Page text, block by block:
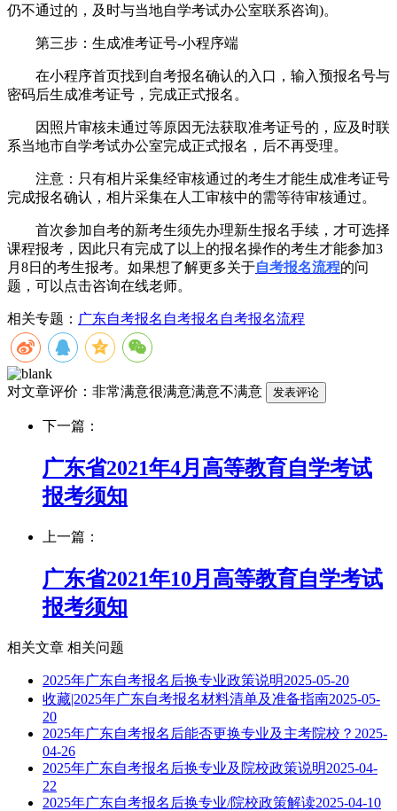
仍不通过的，及时与当地自学考试办公室联系咨询)。
第三步：生成准考证号-小程序端
在小程序首页找到自考报名确认的入口，输入预报名号与
密码后生成准考证号，完成正式报名。
因照片审核未通过等原因无法获取准考证号的，应及时联
系当地市自学考试办公室完成正式报名，后不再受理。
注意：只有相片采集经审核通过的考生才能生成准考证号
完成报名确认，相片采集在人工审核中的需等待审核通过。
首次参加自考的新考生须先办理新生报名手续，才可选择
课程报考，因此只有完成了以上的报名操作的考生才能参加3
月8日的考生报考。如果想了解更多关于自考报名流程的问
题，可以点击咨询在线老师。
相关专题： 广东自考报名 自考报名 自考报名流程
对文章评价： 非常满意很满意满意不满意
下一篇：
广东省2021年4月高等教育自学考试
报考须知
上一篇：
广东省2021年10月高等教育自学考试
报考须知
相关文章 相关问题
2025年广东自考报名后换专业政策说明2025-05-20
收藏|2025年广东自考报名材料清单及准备指南2025-05-
20
2025年广东自考报名后能否更换专业及主考院校？ 2025-
04-26
2025年广东自考报名后换专业及院校政策说明2025-04-
22
2025年广东自考报名后换专业/院校政策解读2025-04-10